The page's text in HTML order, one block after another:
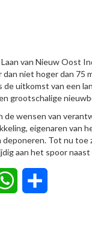
van Nieuw Oost
niet hoger dan
uitkomst van een
grootschalige
de wensen van
eigenaren van
Tot nu
aan het spoor
WhatsApp